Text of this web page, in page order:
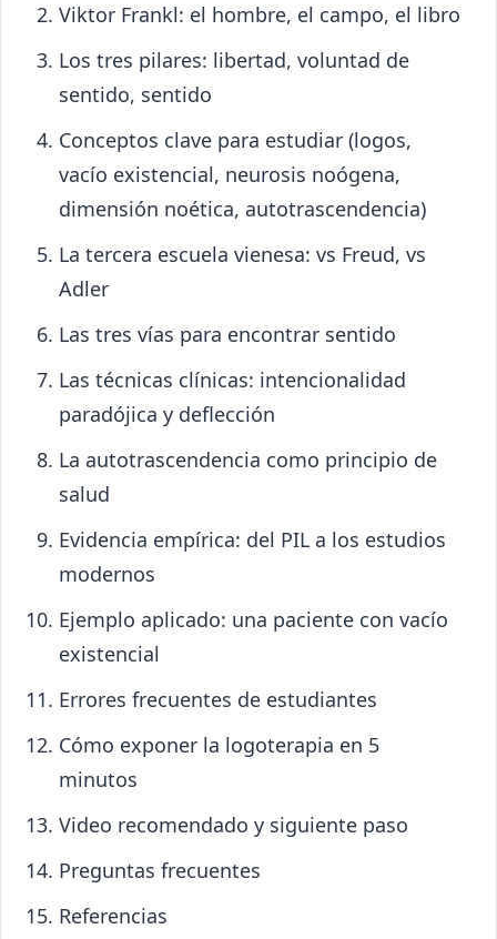
Viktor Frankl: el hombre, el campo, el libro
Los tres pilares: libertad, voluntad de
sentido, sentido
Conceptos clave para estudiar (logos,
vacío existencial, neurosis noógena,
dimensión noética, autotrascendencia)
La tercera escuela vienesa: vs Freud, vs
Adler
Las tres vías para encontrar sentido
Las técnicas clínicas: intencionalidad
paradójica y deflección
La autotrascendencia como principio de
salud
Evidencia empírica: del PIL a los estudios
modernos
Ejemplo aplicado: una paciente con vacío
existencial
Errores frecuentes de estudiantes
Cómo exponer la logoterapia en 5
minutos
Video recomendado y siguiente paso
Preguntas frecuentes
Referencias